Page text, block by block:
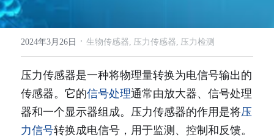
2024年3月26日 · 生物传感器, 压力传感器, 压力检测
压力传感器是一种将物理量转换为电信号输出的
传感器。它的信号处理通常由放大器、信号处理
器和一个显示器组成。压力传感器的作用是将压
力信号转换成电信号，用于监测、控制和反馈。